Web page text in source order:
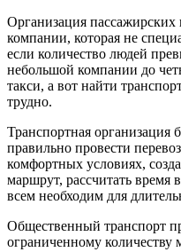
Организация пассажирских
компании, которая не
если количество людей
небольшой компании до
такси, а вот найти
трудно.
Транспортная организация
правильно провести
комфортных условиях,
маршрут, рассчитать время
всем необходим для
Общественный транспорт
ограниченному количеству